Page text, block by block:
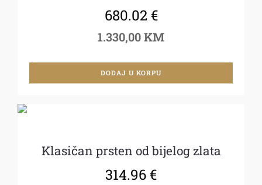
680.02€
1.330,00 KM
DODAJ U KORPU
Klasičan prsten od bijelog zlata
314.96€